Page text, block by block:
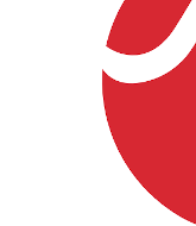
LK-Berechnung 2020
Die üblichen
werden ausgesetzt.
LK-Jahr nicht
bleiben unverändert.